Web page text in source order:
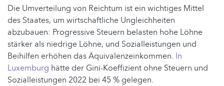
Die Umverteilung von Reichtum ist ein wichtiges Mittel
des Staates, um wirtschaftliche Ungleichheiten
abzubauen: Progressive Steuern belasten hohe Löhne
stärker als niedrige Löhne, und Sozialleistungen und
Beihilfen erhöhen das Äquivalenzeinkommen. In
Luxemburg hätte der Gini-Koeffizient ohne Steuern und
Sozialleistungen 2022 bei 45 % gelegen.